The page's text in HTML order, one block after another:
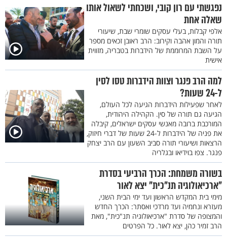
נפגשתי עם רון קובי, ושכחתי לשאול אותו
שאלה אחת
אלפי קבלות, בעלי עסקים שומרי שבת, שיעורי
תורה והמון אהבה וקירוב: הרב ראובן זכאים מספר
על השבת המרוממת של הידברות בטבריה, מזווית
אישית
למה הרב פנגר וצוות הידברות טסו לסין
ל-24 שעות?
לאחר שפעילות הידברות הגיעה לכל העולם,
הגיעה גם תורה של סין. הקהילה היהודית,
המורכבת ברובה מאנשי עסקים ישראלים, קיבלה
את פניה של הידברות ל-24 שעות של דברי חיזוק,
הרצאות ושיעורי תורה סביב השעון עם הרב יצחק
פנגר. צפו בוידיאו ובגלריה
בשורה משמחת: הכרך הרביעי בסדרת
"ארכיאולוגיה תנ"כית" יצא לאור
מימי בית המקדש הראשון ועד ימי הבית השני,
מעזרא ונחמיה ועד מרדכי ואסתר: הכרך החדש
והמצופה של סדרת "ארכיאולוגיה תנ"כית", מאת
הרב זמיר כהן, יצא לאור. כל הפרטים